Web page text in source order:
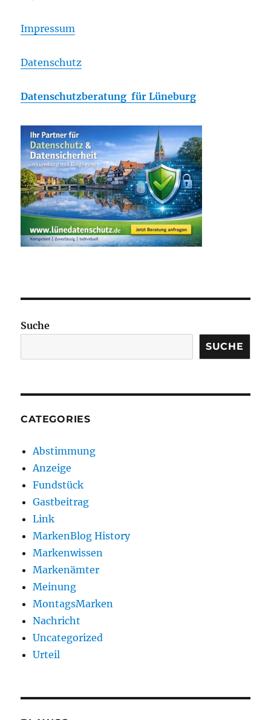
Impressum
Datenschutz
Datenschutzberatung für Lüneburg
Suche
SUCHE
CATEGORIES
Abstimmung
Anzeige
Fundstück
Gastbeitrag
Link
MarkenBlog History
Markenwissen
Markenämter
Meinung
MontagsMarken
Nachricht
Uncategorized
Urteil